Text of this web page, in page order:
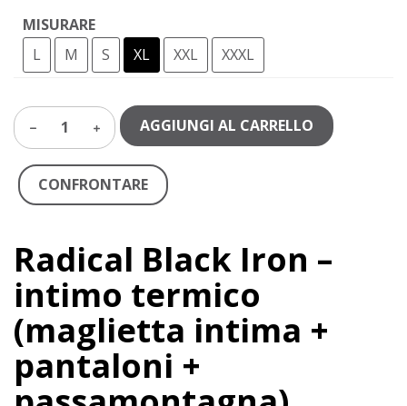
MISURARE
L
M S XL XXL XXXL
1 AGGIUNGI AL CARRELLO
CONFRONTARE
Radical Black Iron –
intimo termico
(maglietta intima +
pantaloni +